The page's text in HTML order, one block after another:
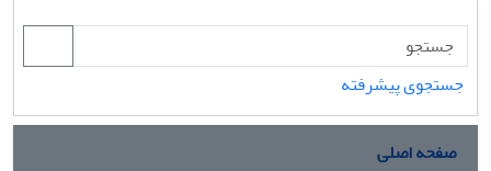
جستجوی پیشرفته
صفحه اصلی